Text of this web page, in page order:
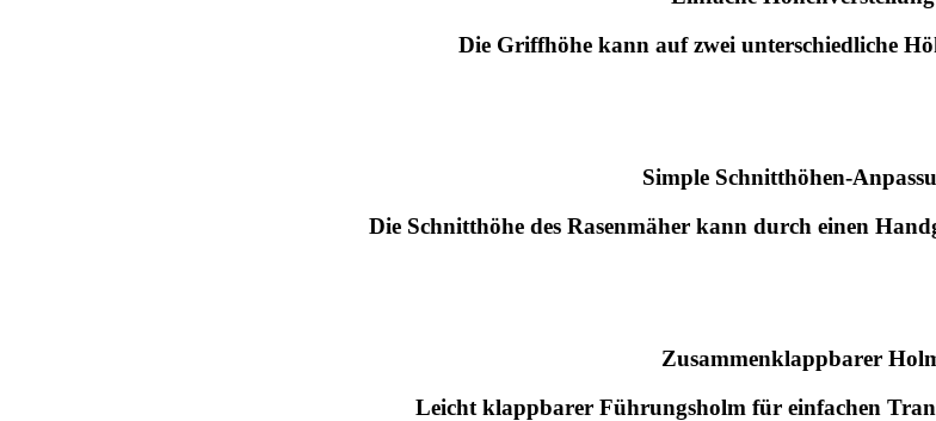
Die Griffhöhe kann auf zwei unterschiedliche
Simple Schnitthöhen-
Die Schnitthöhe des Rasenmäher kann durch einen
Zusammenklappbarer
Leicht klappbarer Führungsholm für einfachen